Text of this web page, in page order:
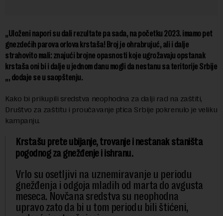
„Uloženi napori su dali rezultate pa sada, na početku 2023. imamo pet
gnezdećih parova orlova krstaša! Broj je ohrabrujuć, ali i dalje
strahovito mali: znajući brojne opasnosti koje ugrožavaju opstanak
krstaša oni bi i dalje u jednom danu mogli da nestanu sa teritorije Srbije
„, dodaje se u saopštenju.
Kako bi prikupili sredstva neophodna za dalji rad na zaštiti,
Društvo za zaštitu i proučavanje ptica Srbije pokrenulo je veliku
kampanju.
Krstašu prete ubijanje, trovanje i nestanak staništa
pogodnog za gnežđenje i ishranu.
Vrlo su osetljivi na uznemiravanje u periodu
gnežđenja i odgoja mladih od marta do avgusta
meseca. Novčana sredstva su neophodna
upravo zato da bi u tom periodu bili štićeni,